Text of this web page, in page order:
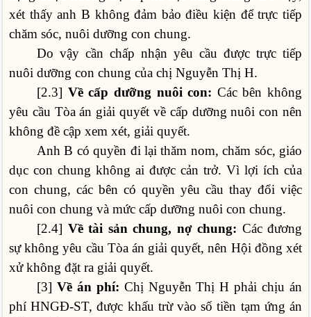
xét thấy anh B không đảm bảo điều kiện để trực tiếp
chăm sóc, nuôi dưỡng con chung.
Do vậy cần chấp nhận yêu cầu được trực tiếp
nuôi dưỡng con chung của chị Nguyễn Thị H.
[2.3] Về cấp dưỡng nuôi con: Các bên không
yêu cầu Tòa án giải quyết về cấp dưỡng nuôi con nên
không đề cập xem xét, giải quyết.
Anh B có quyền đi lại thăm nom, chăm sóc, giáo
dục con chung không ai được cản trở. Vì lợi ích của
con chung, các bên có quyền yêu cầu thay đổi việc
nuôi con chung và mức cấp dưỡng nuôi con chung.
[2.4] Về tài sản chung, nợ chung: Các đương
sự không yêu cầu Tòa án giải quyết, nên Hội đồng xét
xử không đặt ra giải quyết.
[3] Về án phí: Chị Nguyễn Thị H phải chịu án
phí HNGĐ-ST, được khấu trừ vào số tiền tạm ứng án